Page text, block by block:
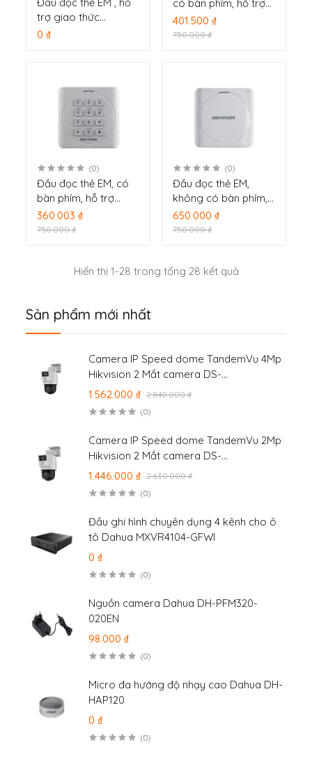
Sản phẩm mới nhất
Camera IP Speed dome TandemVu 4Mp
Hikvision 2 Mắt camera DS-
2SE2C400MWG-E/14
1.562.000 ₫ 2.840.000 ₫
(0)
Camera IP Speed dome TandemVu 2Mp
Hikvision 2 Mắt camera DS-
2SE2C200MWG-E/12
1.446.000 ₫ 2.630.000 ₫
(0)
Đầu ghi hình chuyên dụng 4 kênh cho ô
tô Dahua MXVR4104-GFWI
0 ₫
(0)
Nguồn camera Dahua DH-PFM320-
020EN
98.000 ₫
(0)
Micro đa hướng độ nhạy cao Dahua DH-
HAP120
0 ₫
(0)
Đầu đọc thẻ EM , hỗ
trợ giao thức
Wiegand(W26/W34)
0 ₫
có bàn phím, hỗ trợ
giao thức
Wiegand(W26/W34
401.500 ₫
750.000 ₫
(0)
Đầu đọc thẻ EM, có
bàn phím, hỗ trợ
giao thức
Wiegand(W26/W34)
360.003 ₫
750.000 ₫
(0)
Đầu đọc thẻ EM,
không có bàn phím,
hỗ trợ giao thức
Wiegand DS-K1801E
650.000 ₫
750.000 ₫
Hiển thị 1-28 trong tổng 28 kết quả